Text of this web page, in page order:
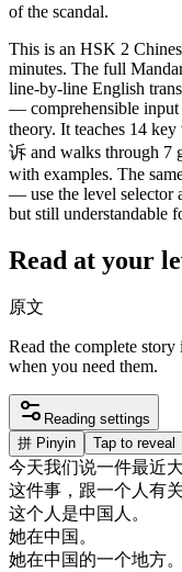
of the scandal.
This is an HSK 2
minutes. The full
line-by-line English
— comprehensible input
theory. It teaches 14
诉 and walks through 7
with examples. The
— use the level selector
but still understandable
Read at your
原文
Read the complete
when you need them.
Reading settings
拼 Pinyin Tap to reveal
今天我们说一件最近
这件事 ， 跟一个人有
这个人是中国人。
她在中国。
她在中国的一个地方。